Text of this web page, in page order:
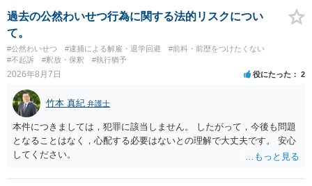
過去の公然わいせつ行為に関する法的リスクについ
て。
#公然わいせつ #逮捕による解雇・退学回避
#前科・前歴をつけたくない
#不起訴
#釈放・保釈 #執行猶予
2026年8月7日 役にたった 2
竹本 真紀 弁護士
本件につきましては，犯罪に該当しません。 したがって，今後も問題
となることはなく，心配する必要はないとの理解で大丈夫です。 安心
してください。